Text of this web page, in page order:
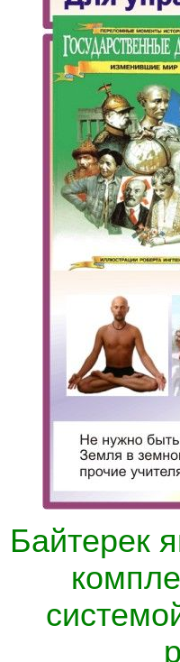
Байтерек